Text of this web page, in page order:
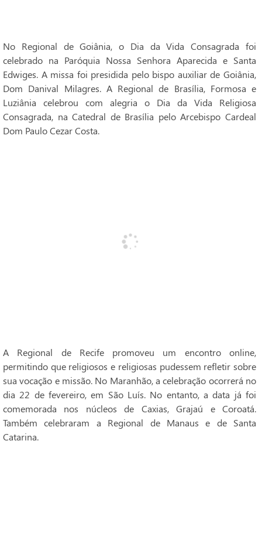
No Regional de Goiânia, o Dia da Vida Consagrada foi
celebrado na Paróquia Nossa Senhora Aparecida e Santa
Edwiges. A missa foi presidida pelo bispo auxiliar de Goiânia,
Dom Danival Milagres. A Regional de Brasília, Formosa e
Luziânia celebrou com alegria o Dia da Vida Religiosa
Consagrada, na Catedral de Brasília pelo Arcebispo Cardeal
Dom Paulo Cezar Costa.
A Regional de Recife promoveu um encontro online,
permitindo que religiosos e religiosas pudessem refletir sobre
sua vocação e missão. No Maranhão, a celebração ocorrerá no
dia 22 de fevereiro, em São Luís. No entanto, a data já foi
comemorada nos núcleos de Caxias, Grajaú e Coroatá.
Também celebraram a Regional de Manaus e de Santa
Catarina.